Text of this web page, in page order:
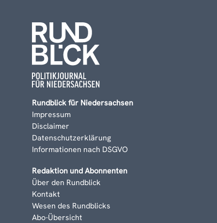
Rundblick für Niedersachsen
Impressum
Disclaimer
Datenschutzerklärung
Informationen nach DSGVO
Redaktion und Abonnenten
Über den Rundblick
Kontakt
Wesen des Rundblicks
Abo-Übersicht